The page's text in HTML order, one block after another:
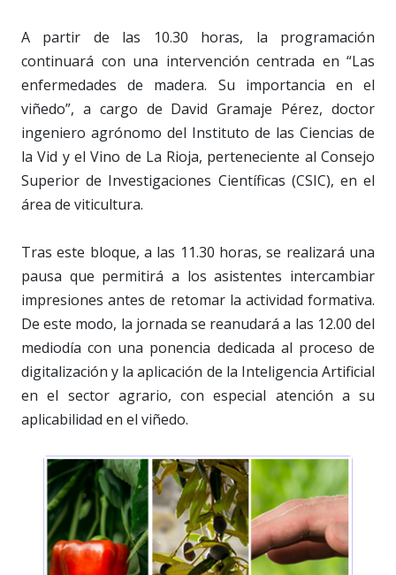
A partir de las 10.30 horas, la programación
continuará con una intervención centrada en “Las
enfermedades de madera. Su importancia en el
viñedo”, a cargo de David Gramaje Pérez, doctor
ingeniero agrónomo del Instituto de las Ciencias de
la Vid y el Vino de La Rioja, perteneciente al Consejo
Superior de Investigaciones Científicas (CSIC), en el
área de viticultura.
Tras este bloque, a las 11.30 horas, se realizará una
pausa que permitirá a los asistentes intercambiar
impresiones antes de retomar la actividad formativa.
De este modo, la jornada se reanudará a las 12.00 del
mediodía con una ponencia dedicada al proceso de
digitalización y la aplicación de la Inteligencia Artificial
en el sector agrario, con especial atención a su
aplicabilidad en el viñedo.